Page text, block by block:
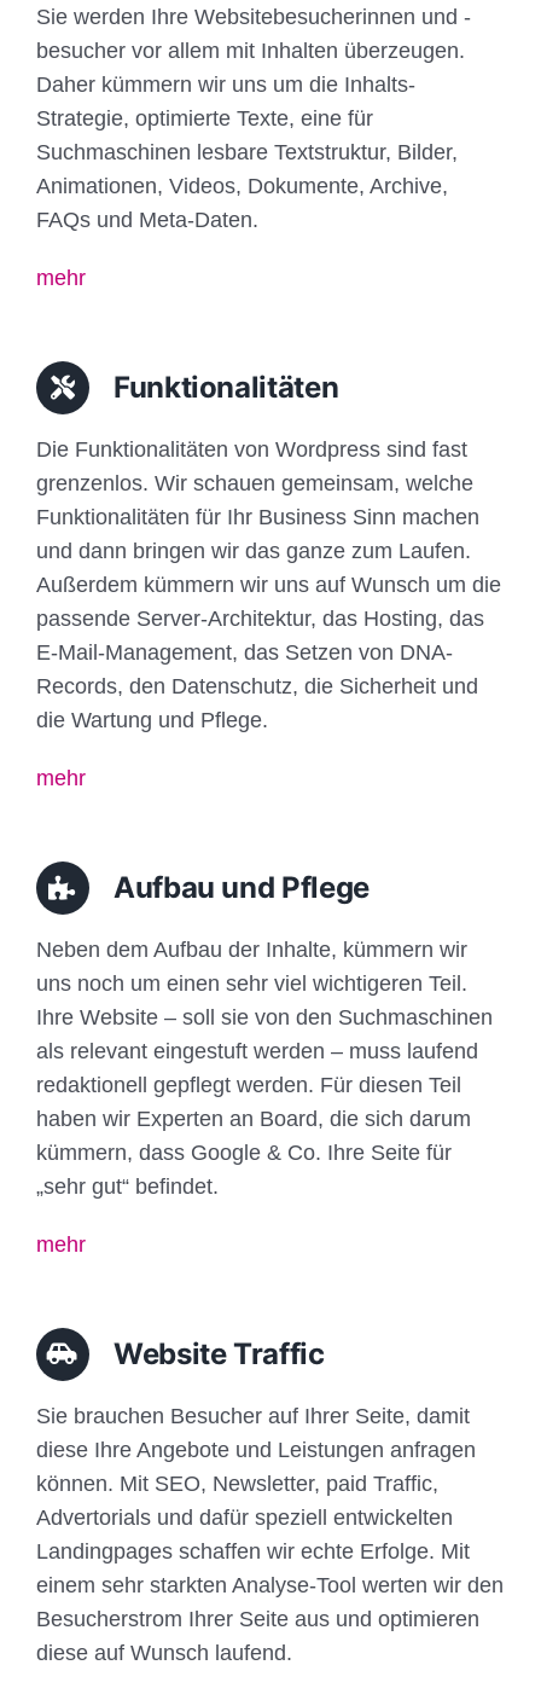
Sie werden Ihre Websitebesucherinnen und -
besucher vor allem mit Inhalten überzeugen.
Daher kümmern wir uns um die Inhalts-
Strategie, optimierte Texte, eine für
Suchmaschinen lesbare Textstruktur, Bilder,
Animationen, Videos, Dokumente, Archive,
FAQs und Meta-Daten.
mehr
Funktionalitäten
Die Funktionalitäten von Wordpress sind fast
grenzenlos. Wir schauen gemeinsam, welche
Funktionalitäten für Ihr Business Sinn machen
und dann bringen wir das ganze zum Laufen.
Außerdem kümmern wir uns auf Wunsch um die
passende Server-Architektur, das Hosting, das
E-Mail-Management, das Setzen von DNA-
Records, den Datenschutz, die Sicherheit und
die Wartung und Pflege.
mehr
Aufbau und Pflege
Neben dem Aufbau der Inhalte, kümmern wir
uns noch um einen sehr viel wichtigeren Teil.
Ihre Website – soll sie von den Suchmaschinen
als relevant eingestuft werden – muss laufend
redaktionell gepflegt werden. Für diesen Teil
haben wir Experten an Board, die sich darum
kümmern, dass Google & Co. Ihre Seite für
„sehr gut“ befindet.
mehr
Website Traffic
Sie brauchen Besucher auf Ihrer Seite, damit
diese Ihre Angebote und Leistungen anfragen
können. Mit SEO, Newsletter, paid Traffic,
Advertorials und dafür speziell entwickelten
Landingpages schaffen wir echte Erfolge. Mit
einem sehr starkten Analyse-Tool werten wir den
Besucherstrom Ihrer Seite aus und optimieren
diese auf Wunsch laufend.